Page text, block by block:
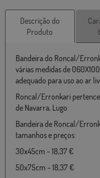
Descrição do
Produto
Bandeira do Roncal/
várias medidas de
adequado para uso ao ar
Roncal/Erronkari pertence
de Navarra, Lugo
Bandeira de Roncal/
tamanhos e preços:
30x45cm - 18,37 €
50x75cm - 18,37 €